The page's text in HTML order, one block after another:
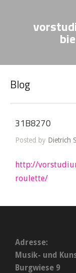
Blog
31B8270
Posted by Dietrich
http://
roulette/
Adresse:
Musik- und
Burgwiese 9